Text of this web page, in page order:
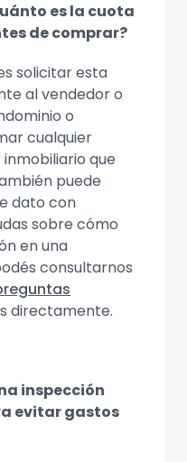
es la cuota
de comprar?
solicitar esta
al vendedor o
o
cualquier
que
puede
dato con
sobre cómo
en una
consultarnos
directamente.
inspección
evitar gastos